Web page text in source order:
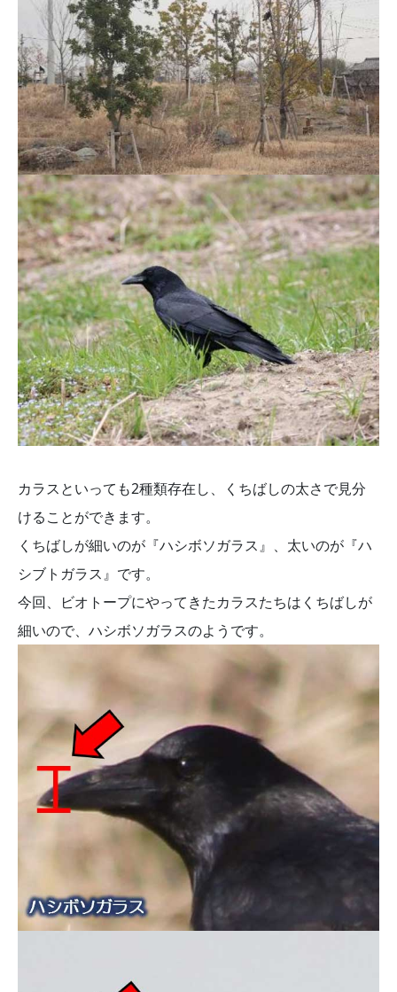
カラスといっても2種類存在し、くちばしの太さで見分
けることができます。
くちばしが細いのが『ハシボソガラス』、太いのが『ハ
シブトガラス』です。
今回、ビオトープにやってきたカラスたちはくちばしが
細いので、ハシボソガラスのようです。